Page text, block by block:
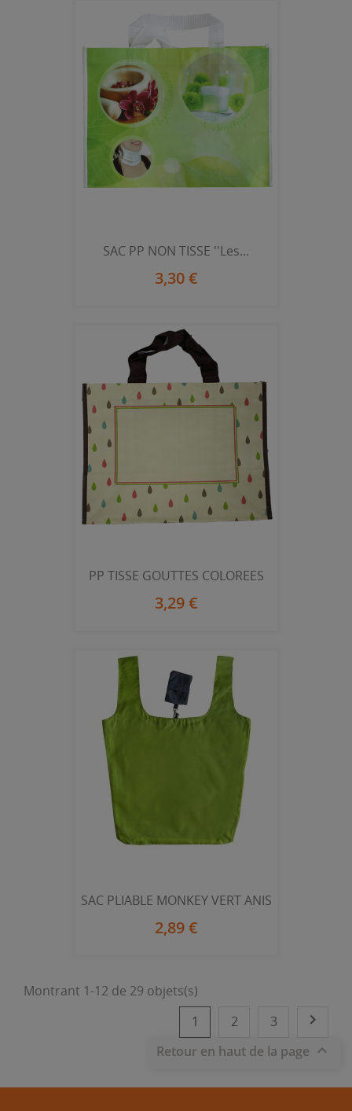
SAC PP NON TISSE ''Les...
3,30 €
PP TISSE GOUTTES COLOREES
3,29 €
SAC PLIABLE MONKEY VERT ANIS
2,89 €
Montrant 1-12 de 29 objets(s)
1
2 3 
Retour en haut de la page 